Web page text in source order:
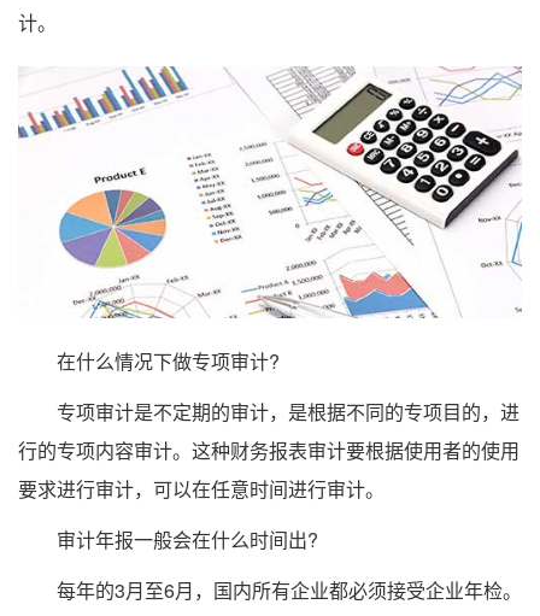
计。
在什么情况下做专项审计?
专项审计是不定期的审计，是根据不同的专项目的，进
行的专项内容审计。这种财务报表审计要根据使用者的使用
要求进行审计，可以在任意时间进行审计。
审计年报一般会在什么时间出?
每年的3月至6月，国内所有企业都必须接受企业年检。